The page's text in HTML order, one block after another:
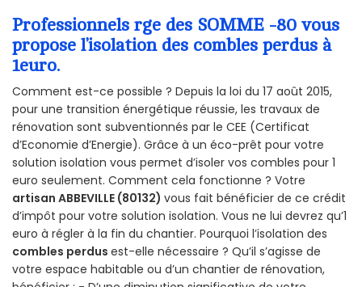
Professionnels rge des SOMME -80 vous
propose l’isolation des combles perdus à
1euro.
Comment est-ce possible ? Depuis la loi du 17 août 2015,
pour une transition énergétique réussie, les travaux de
rénovation sont subventionnés par le CEE (Certificat
d’Economie d’Energie). Grâce à un éco-prêt pour votre
solution isolation vous permet d’isoler vos combles pour 1
euro seulement. Comment cela fonctionne ? Votre
artisan ABBEVILLE (80132) vous fait bénéficier de ce crédit
d’impôt pour votre solution isolation. Vous ne lui devrez qu’1
euro à régler à la fin du chantier. Pourquoi l’isolation des
combles perdus est-elle nécessaire ? Qu’il s’agisse de
votre espace habitable ou d’un chantier de rénovation,